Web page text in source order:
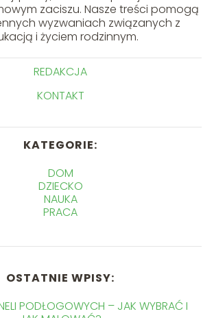
zaciszu. Nasze treści pomogą
wyzwaniach związanych z
i życiem rodzinnym.
REDAKCJA
KONTAKT
KATEGORIE:
DOM
DZIECKO
NAUKA
PRACA
OSTATNIE WPISY:
PODŁOGOWYCH – JAK WYBRAĆ I